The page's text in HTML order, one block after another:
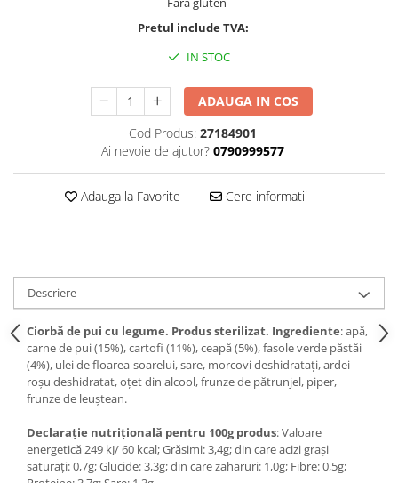
Pretul include TVA:
IN STOC
ADAUGA IN COS
Cod Produs: 27184901
Ai nevoie de ajutor? 0790999577
Adauga la Favorite Cere informatii
Descriere
Ciorbă de pui cu legume. Produs sterilizat. Ingrediente: apă,
carne de pui (15%), cartofi (11%), ceapă (5%), fasole verde păstăi
(4%), ulei de floarea-soarelui, sare, morcovi deshidratați, ardei
roșu deshidratat, oțet din alcool, frunze de pătrunjel, piper,
frunze de leuștean.
Declarație nutrițională pentru 100g produs: Valoare
energetică 249 kJ/ 60 kcal; Grăsimi: 3,4g; din care acizi grași
saturați: 0,7g; Glucide: 3,3g; din care zaharuri: 1,0g; Fibre: 0,5g;